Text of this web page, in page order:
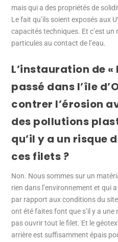
mais qui a des propriétés de
Le fait qu’ils soient exposés aux
capacités techniques. Et c’est un
particules au contact de l’eau.
L’instauration de
passé dans l’île
contrer l’érosion
des pollutions
qu’il y a un risque
ces filets ?
Non. Nous sommes sur un
rien dans l’environnement et qui
par rapport aux conditions du
ont été faites font que s’il y a une
pas ouvrir tout le filet. Et le
arrière est suffisamment épais